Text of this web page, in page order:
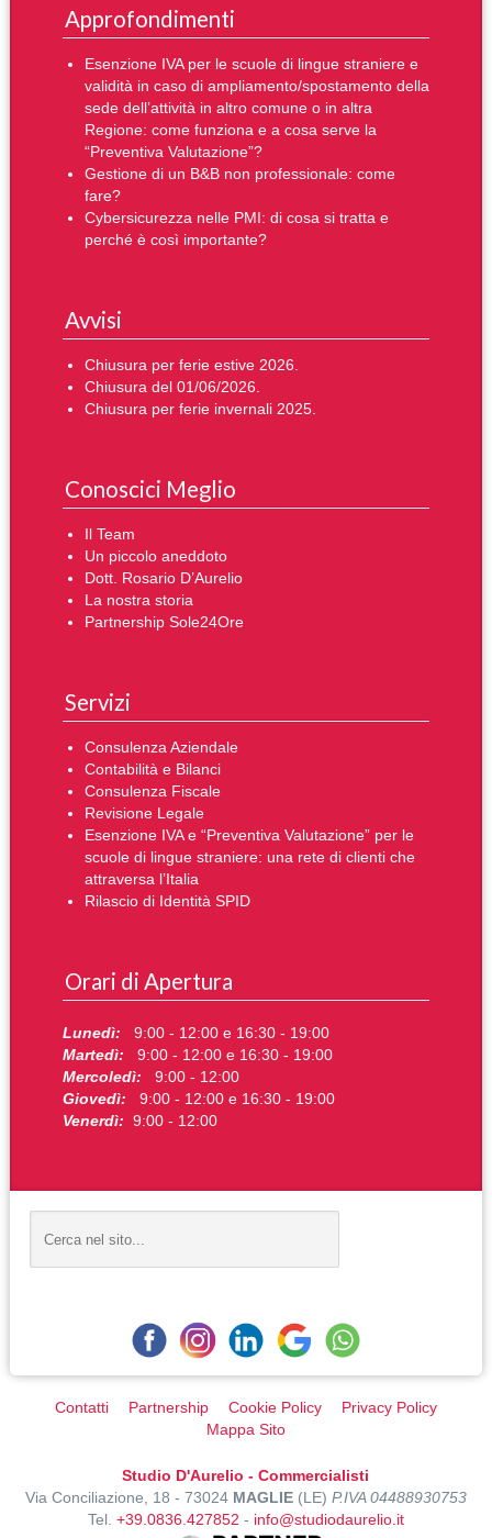
Approfondimenti
Esenzione IVA per le scuole di lingue straniere e
validità in caso di ampliamento/spostamento della
sede dell’attività in altro comune o in altra
Regione: come funziona e a cosa serve la
“Preventiva Valutazione”?
Gestione di un B&B non professionale: come
fare?
Cybersicurezza nelle PMI: di cosa si tratta e
perché è così importante?
Avvisi
Chiusura per ferie estive 2026.
Chiusura del 01/06/2026.
Chiusura per ferie invernali 2025.
Conoscici Meglio
Il Team
Un piccolo aneddoto
Dott. Rosario D’Aurelio
La nostra storia
Partnership Sole24Ore
Servizi
Consulenza Aziendale
Contabilità e Bilanci
Consulenza Fiscale
Revisione Legale
Esenzione IVA e “Preventiva Valutazione” per le
scuole di lingue straniere: una rete di clienti che
attraversa l’Italia
Rilascio di Identità SPID
Orari di Apertura
Lunedì: 9:00 - 12:00 e 16:30 - 19:00
Martedì: 9:00 - 12:00 e 16:30 - 19:00
Mercoledì: 9:00 - 12:00
Giovedì: 9:00 - 12:00 e 16:30 - 19:00
Venerdì: 9:00 - 12:00
Contatti Partnership Cookie Policy
Privacy Policy
Mappa Sito
Studio D'Aurelio - Commercialisti
Via Conciliazione, 18 - 73024 MAGLIE(LE) P.IVA 04488930753
Tel. +39.0836.427852 - info@studiodaurelio.it